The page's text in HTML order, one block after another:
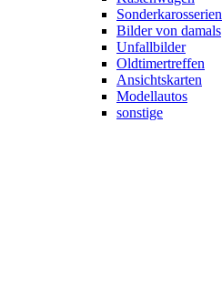
Sonderkarosserien
Bilder von damals
Unfallbilder
Oldtimertreffen
Ansichtskarten
Modellautos
sonstige